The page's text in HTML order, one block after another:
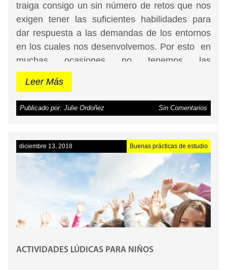
traiga consigo un sin número de retos que nos
exigen tener las suficientes habilidades para
dar respuesta a las demandas de los entornos
en los cuales nos desenvolvemos. Por esto en
muchas ocasiones no tenemos las
herramientas suficientes para solucionar
algunos problemas que se presentan en la
rutina diaria, los cuales pueden ir; desde
organizar nuestros horarios para retomar el día
la cual se encuentran algunos de nuestros
hábitos.Te puede interesar:
Estrategias para
mejorar su autoestima y potencializar su
Leer Más
Publicado por: Julie Ordoñez Sin Comentarios
diciembre 13, 2018 Buenas prácticas de estudio
ACTIVIDADES LÚDICAS PARA NIÑOS